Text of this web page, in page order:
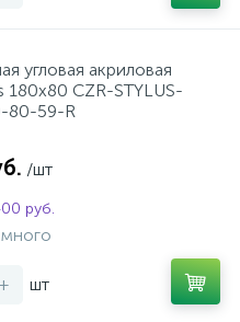
угловая акриловая
180х80 CZR-STYLUS-
80-59-R
/шт
руб.
+ шт